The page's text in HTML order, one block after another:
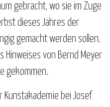
gebracht, wo sie im Zuge
dieses Jahres der
gemacht werden sollen.
Hinweises von Bernd Meyer
gekommen.
Kunstakademie bei Josef